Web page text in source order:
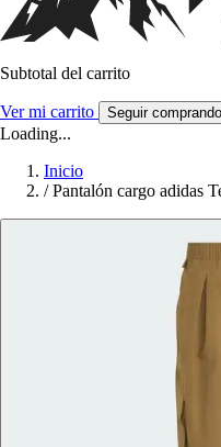
Subtotal del carrito
Ver mi carrito Seguir comprando
Loading...
Inicio
/ Pantalón cargo adidas